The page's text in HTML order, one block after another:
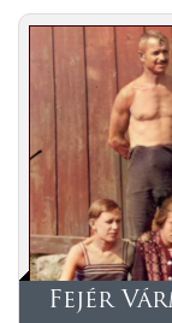
Fejér